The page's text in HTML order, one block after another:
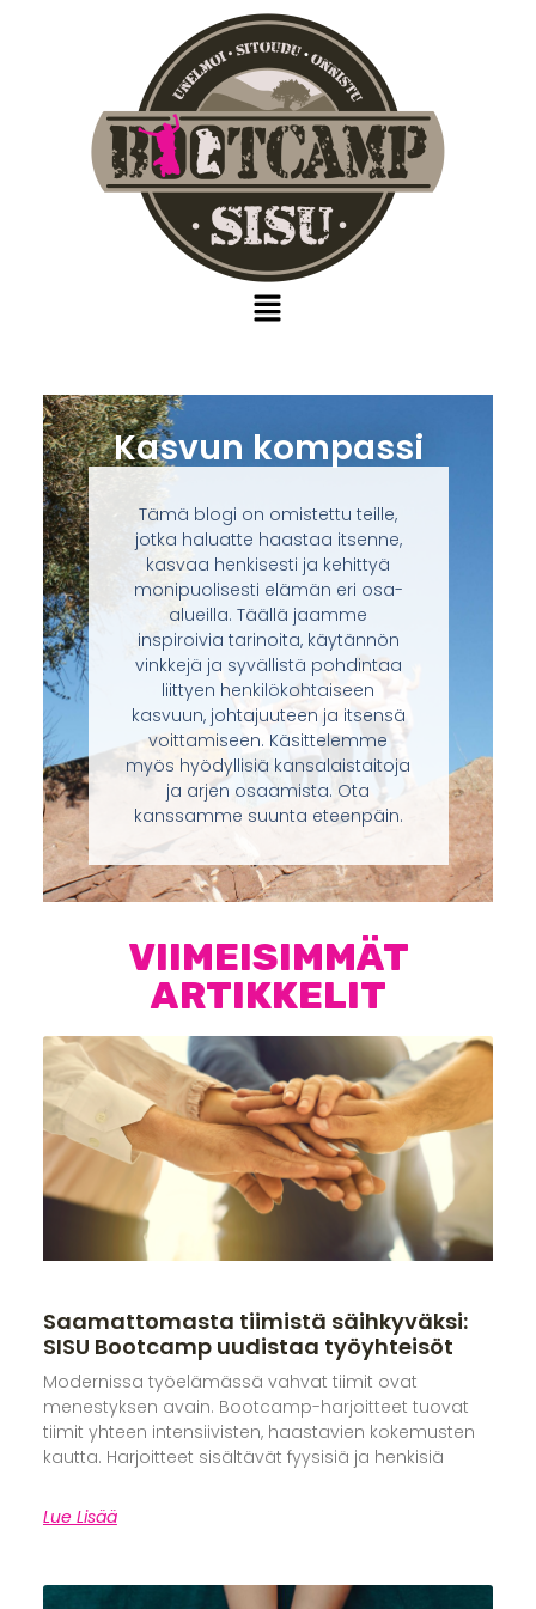
Kasvun kompassi
Tämä blogi on omistettu teille,
jotka haluatte haastaa itsenne,
kasvaa henkisesti ja kehittyä
monipuolisesti elämän eri osa-
alueilla. Täällä jaamme
inspiroivia tarinoita, käytännön
vinkkejä ja syvällistä pohdintaa
liittyen henkilökohtaiseen
kasvuun, johtajuuteen ja itsensä
voittamiseen. Käsittelemme
myös hyödyllisiä kansalaistaitoja
ja arjen osaamista. Ota
kanssamme suunta eteenpäin.
VIIMEISIMMÄT
ARTIKKELIT
Saamattomasta tiimistä säihkyväksi:
SISU Bootcamp uudistaa työyhteisöt
Modernissa työelämässä vahvat tiimit ovat
menestyksen avain. Bootcamp-harjoitteet tuovat
tiimit yhteen intensiivisten, haastavien kokemusten
kautta. Harjoitteet sisältävät fyysisiä ja henkisiä
Lue Lisää